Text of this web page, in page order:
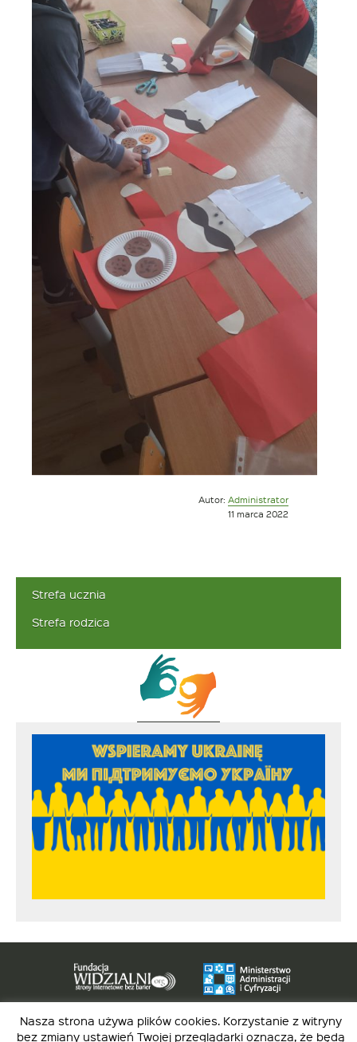
Autor:AdministratorOpublikowano
11 marca 2022
Strefa ucznia
Strefa rodzica
Strona została opracowana w ramach projektu
Polska Akademia Dostępności
Nasza strona używa plików cookies. Korzystanie z witryny
bez zmiany ustawień Twojej przeglądarki oznacza, że będą